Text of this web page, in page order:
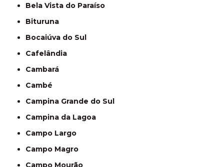
Bela Vista do Paraíso
Bituruna
Bocaiúva do Sul
Cafelândia
Cambará
Cambé
Campina Grande do Sul
Campina da Lagoa
Campo Largo
Campo Magro
Campo Mourão